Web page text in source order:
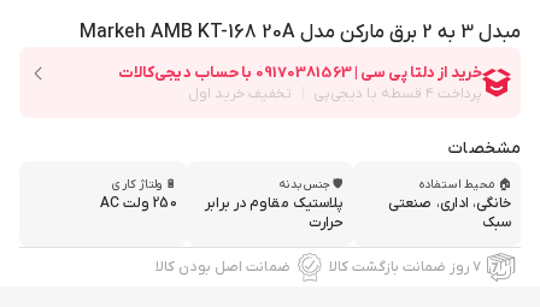
مبدل 3 به 2 برق مارکن مدل Markeh AMB KT-168 20A
مشخصات
🏠 محیط استفاده
خانگی، اداری، صنعتی
سبک
🛡 جنس بدنه
پلاستیک مقاوم در برابر
حرارت
🔋 ولتاژ کاری
250 ولت AC
۷ روز ضمانت بازگشت کالا ضمانت اصل بودن کالا